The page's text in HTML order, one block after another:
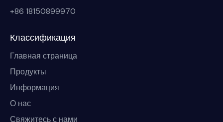
+86 18150899970
Классификация
Главная страница
Продукты
Информация
О нас
Свяжитесь с нами